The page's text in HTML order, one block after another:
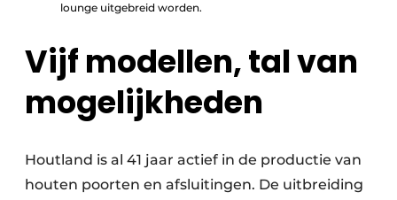
lounge uitgebreid worden.
Vijf modellen, tal van
mogelijkheden
Houtland is al 41 jaar actief in de productie van
houten poorten en afsluitingen. De uitbreiding